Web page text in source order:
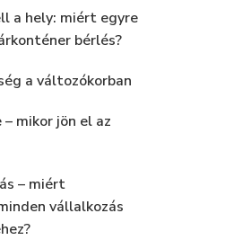
a hely: miért egyre
bérlés?
a változókorban
mikor jön el az
– miért
vállalkozás